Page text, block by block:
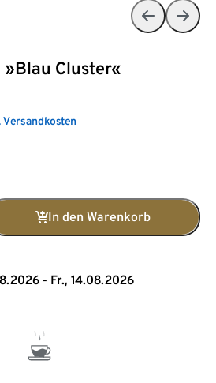
Cluster«
Versandkosten
In den Warenkorb
- Fr., 14.08.2026